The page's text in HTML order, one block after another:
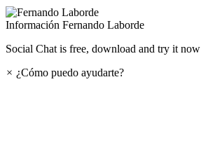
Información Fernando Laborde
Social Chat is free, download and try it now
× ¿Cómo puedo ayudarte?